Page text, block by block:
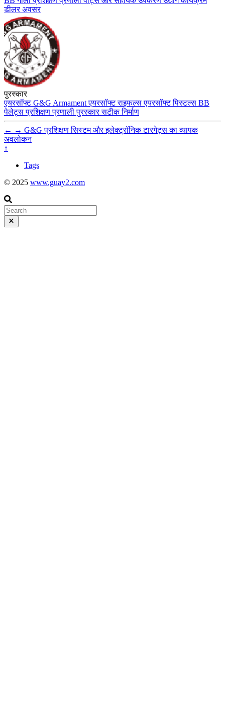
डीलर अवसर
पुरस्कार
एयरसॉफ्टG&G Armamentएयरसॉफ्ट राइफल्सएयरसॉफ्ट पिस्टल्स BB
पेलेट्सप्रशिक्षण प्रणालीपुरस्कारसटीक निर्माण
← → G&G प्रशिक्षण सिस्टम और इलेक्ट्रॉनिक टारगेट्स का व्यापक
अवलोकन
↑
Tags
© 2025 www.guay2.com